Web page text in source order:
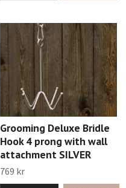
Grooming Deluxe Bridle
Hook 4 prong with wall
attachment SILVER
769 kr